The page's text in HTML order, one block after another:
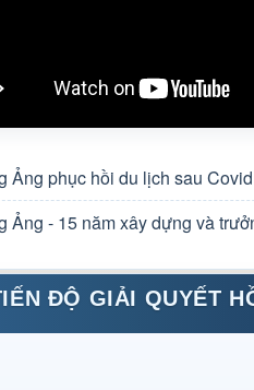
Ảng phục hồi du lịch sau
Ảng - 15 năm xây dựng và
ĐỘ GIẢI QUYẾT